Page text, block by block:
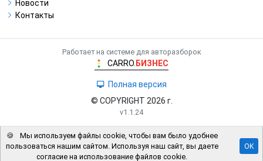
Новости
Контакты
Работает на системе для авторазборок
CARRO. БИЗНЕС
Полная версия
© COPYRIGHT 2026 г.
v1.1.24
🍪
Мы используем файлы cookie, чтобы вам было удобнее
пользоваться нашим сайтом. Используя наш сайт, вы даете
согласие на использование файлов cookie.
OK